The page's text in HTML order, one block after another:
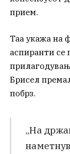
прием.
Таа укажа на
аспиранти се
Брисел
побрз.
„На